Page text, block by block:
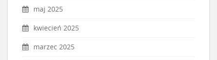
maj 2025
kwiecień 2025
marzec 2025